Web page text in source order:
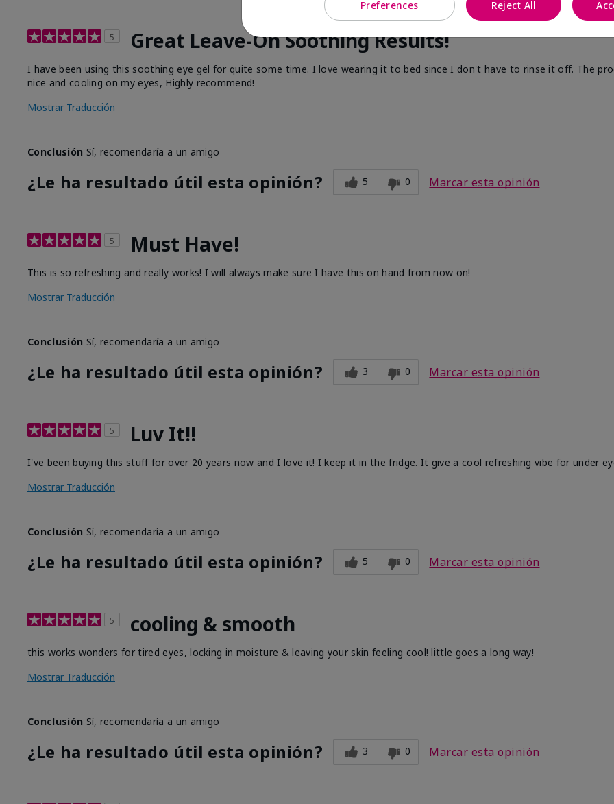
5 Great Leave-On Soothing Results!
I have been using this soothing eye gel for quite some time. I love wearing it to bed since I don't have to rinse it off. The
nice and cooling on my eyes, Highly recommend!
Mostrar Traducción
Conclusión Sí, recomendaría a un amigo
¿Le ha resultado útil esta opinión? 5 0 Marcar esta opinión
5 Must Have!
This is so refreshing and really works! I will always make sure I have this on hand from now on!
Mostrar Traducción
Conclusión Sí, recomendaría a un amigo
¿Le ha resultado útil esta opinión? 3 0 Marcar esta opinión
5 Luv It!!
I've been buying this stuff for over 20 years now and I love it! I keep it in the fridge. It give a cool refreshing vibe for under
Mostrar Traducción
Conclusión Sí, recomendaría a un amigo
¿Le ha resultado útil esta opinión? 5 0 Marcar esta opinión
5 cooling & smooth
this works wonders for tired eyes, locking in moisture & leaving your skin feeling cool! little goes a long way!
Mostrar Traducción
Conclusión Sí, recomendaría a un amigo
¿Le ha resultado útil esta opinión? 3 0 Marcar esta opinión
Preferences Reject All